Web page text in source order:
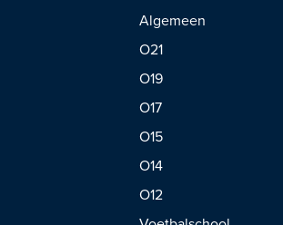
Algemeen
O21
O19
O17
O15
O14
O12